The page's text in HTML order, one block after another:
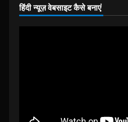
हिंदी न्यूज़ वेबसाइट कैसे बनाएं